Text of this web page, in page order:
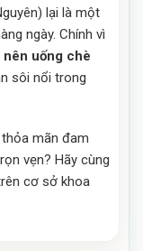
lại là một
ngày. Chính vì
nên uống chè
sôi nổi trong
mãn đam
vẹn? Hãy cùng
cơ sở khoa